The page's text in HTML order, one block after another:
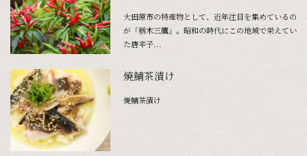
大田原市の特産物として、近年注目を集めているの
が「栃木三鷹」。昭和の時代にこの地域で栄えてい
た唐辛子...
焼鯖茶漬け
焼鯖茶漬け